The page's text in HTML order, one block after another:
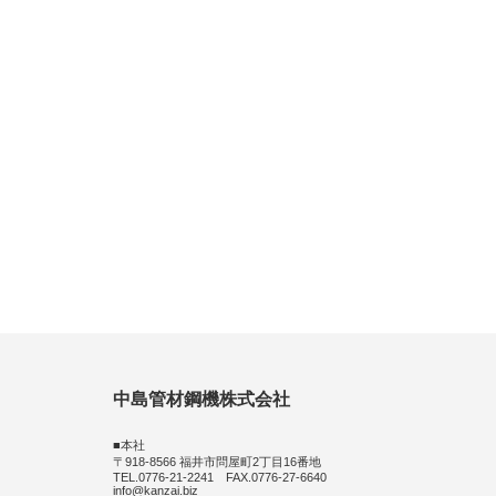
中島管材鋼機株式会社
■本社
〒918-8566 福井市問屋町2丁目16番地
TEL.0776-21-2241 FAX.0776-27-6640
info@kanzai.biz